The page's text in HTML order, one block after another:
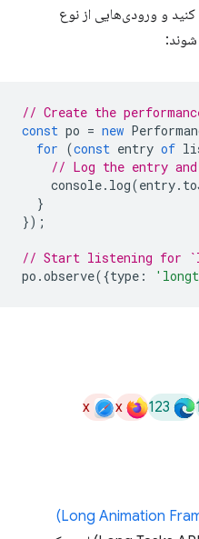
و ورودی‌هایی از نوع
// Create the
const po = new
for (const entry of
// Log the entry
console.log(entry
// Start listening for
po.observe({type :
123
x
x